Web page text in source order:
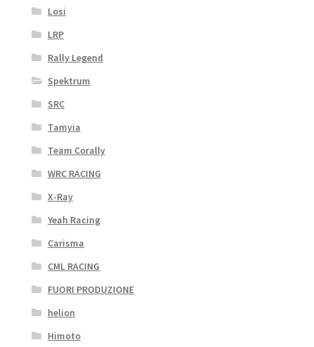
Losi
LRP
Rally Legend
Spektrum
SRC
Tamyia
Team Corally
WRC RACING
X-Ray
Yeah Racing
Carisma
CML RACING
FUORI PRODUZIONE
helion
Himoto